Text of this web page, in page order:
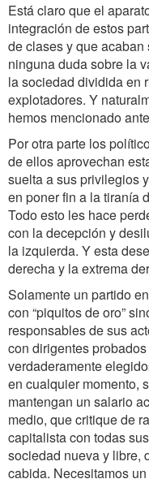
Está claro que el
integración de estos
de clases y que
ninguna duda sobre la
la sociedad dividida en
explotadores. Y
hemos mencionado
Por otra parte los
de ellos aprovechan
suelta a sus privilegios
en poner fin a la tiranía
Todo esto les hace
con la decepción y
la izquierda. Y esta
derecha y la extrema
Solamente un partido
con “piquitos de oro”
responsables de sus
con dirigentes
verdaderamente
en cualquier momento,
mantengan un salario
medio, que critique de
capitalista con todas
sociedad nueva y libre,
cabida. Necesitamos